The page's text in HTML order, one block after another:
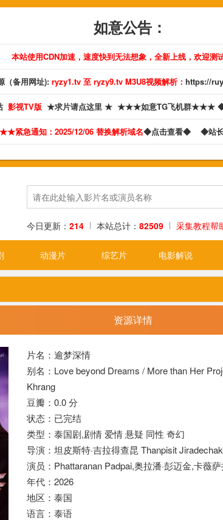
如意公告：
本站使用CDN加速，速度快到无法想象，全新上线，欢迎测
（备用网址):ryzy1.tv 至 ryzy9.tv M3U8视频解析： https://
影视TV版 ★求片请点这里 ★ ★★★如意TG飞机群★★★
紧急通知：2025/12/06 替换解析域名◆点击查看◆ ◆站
今日更新： 214 本站总计： 82509 采集教程帮
动漫片 综艺片 电影解说
资源详情
片名：逾梦深情
别名：Love beyond Dreams / More than Her
Khrang
豆瓣：0.0 分
状态：已完结
类型：泰国剧,剧情 爱情悬疑 同性 奇幻
导演：坦皮斯特·吉拉得查昆 Thanpisit
演员：Phattaranan Padpai,奥拉潘·彭迈金,卡薇
年代：2026
地区：泰国
语言：泰语